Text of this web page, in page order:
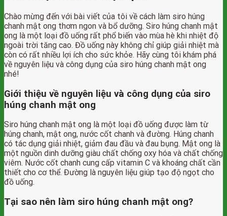
Chào mừng đến với bài viết của tôi về cách làm siro húng
chanh mật ong thơm ngon và bổ dưỡng. Siro húng chanh mật
ong là một loại đồ uống rất phổ biến vào mùa hè khi nhiệt độ
ngoài trời tăng cao. Đồ uống này không chỉ giúp giải nhiệt mà
còn có rất nhiều lợi ích cho sức khỏe. Hãy cùng tôi khám phá
về nguyên liệu và công dụng của siro húng chanh mật ong
nhé!
Giới thiệu về nguyên liệu và công dụng của siro
húng chanh mật ong
Siro húng chanh mật ong là một loại đồ uống được làm từ
húng chanh, mật ong, nước cốt chanh và đường. Húng chanh
có tác dụng giải nhiệt, giảm đau đầu và đau bụng. Mật ong là
một nguồn dinh dưỡng giàu chất chống oxy hóa và chất chống
viêm. Nước cốt chanh cung cấp vitamin C và khoáng chất cần
thiết cho cơ thể. Đường là nguyên liệu giúp tạo độ ngọt cho
đồ uống.
Tại sao nên làm siro húng chanh mật ong?